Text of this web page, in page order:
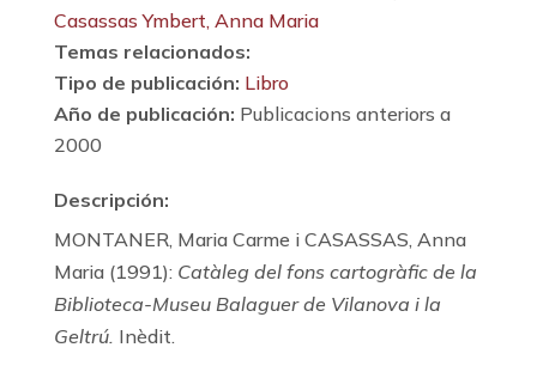
Casassas Ymbert, Anna Maria
Temas relacionados:
Tipo de publicación: Libro
Año de publicación: Publicacions anteriors a
2000
Descripción:
MONTANER, Maria Carme i CASASSAS, Anna
Maria (1991): Catàleg del fons cartogràfic de la
Biblioteca-Museu Balaguer de Vilanova i la
Geltrú. Inèdit.